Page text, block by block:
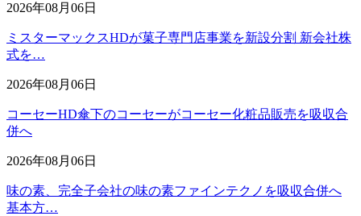
2026年08月06日
ミスターマックスHDが菓子専門店事業を新設分割 新会社株
式を…
2026年08月06日
コーセーHD傘下のコーセーがコーセー化粧品販売を吸収合
併へ
2026年08月06日
味の素、完全子会社の味の素ファインテクノを吸収合併へ
基本方…